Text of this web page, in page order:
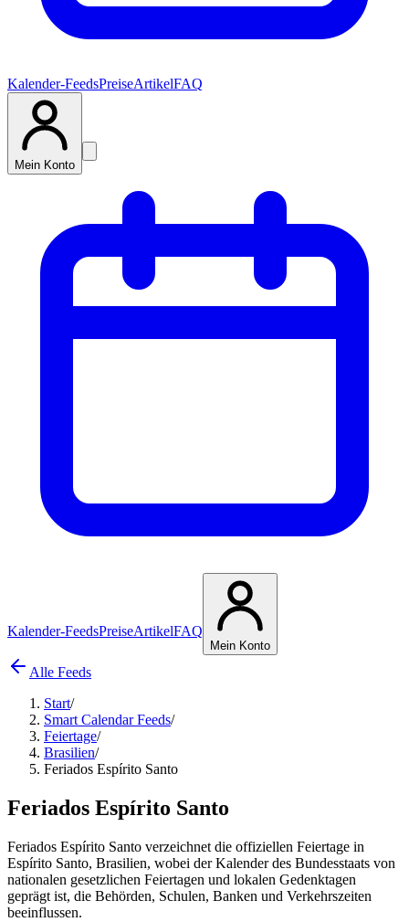
Kalender-FeedsPreiseArtikelFAQ
Mein Konto
Kalender-FeedsPreiseArtikelFAQ
Mein Konto
Alle Feeds
Start/
Smart Calendar Feeds/
Feiertage/
Brasilien/
Feriados Espírito Santo
Feriados Espírito Santo
Feriados Espírito Santo verzeichnet die offiziellen Feiertage in
Espírito Santo, Brasilien, wobei der Kalender des Bundesstaats von
nationalen gesetzlichen Feiertagen und lokalen Gedenktagen
geprägt ist, die Behörden, Schulen, Banken und Verkehrszeiten
beeinflussen.